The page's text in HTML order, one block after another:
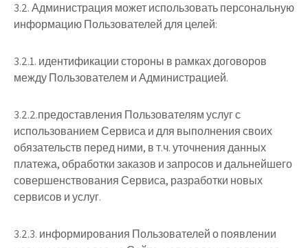
3.2. Администрация может использовать персональную
информацию Пользователей для целей:
3.2.1. идентификации стороны в рамках договоров
между Пользователем и Администрацией.
3.2.2.предоставления Пользователям услуг с
использованием Сервиса и для выполнения своих
обязательств перед ними, в т.ч. уточнения данных
платежа, обработки заказов и запросов и дальнейшего
совершенствования Сервиса, разработки новых
сервисов и услуг.
3.2.3. информирования Пользователей о появлении